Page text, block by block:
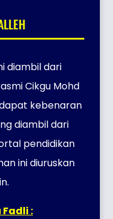
diambil dari
Cikgu Mohd
kebenaran
diambil dari
pendidikan
ini diuruskan
: